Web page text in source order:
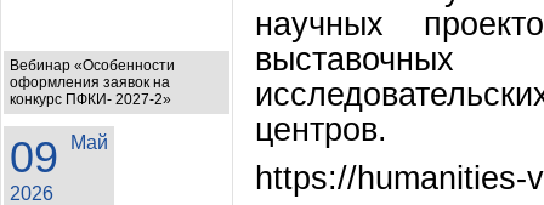
Вебинар «Особенности
оформления заявок на
конкурс ПФКИ- 2027-2»
09 Май
2026
научных
выставочных
центров.
https://humanities-